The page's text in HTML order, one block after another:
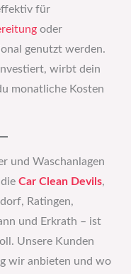
für
oder
genutzt werden.
wirbt dein
monatliche Kosten
und Waschanlagen
Car Clean Devils,
Ratingen,
und Erkrath – ist
Unsere Kunden
wir anbieten und wo